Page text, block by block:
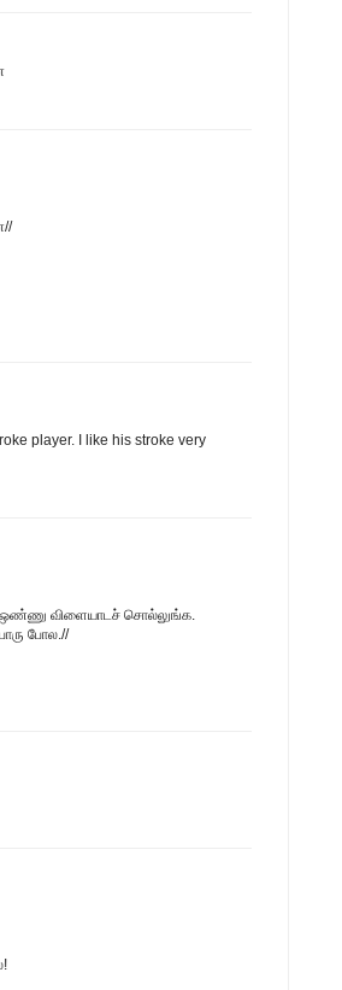
player. I like his stroke very
விளையாடச் சொல்லுங்க.
போல.//